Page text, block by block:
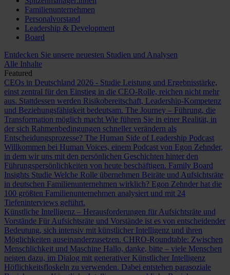
Familienunternehmen
Personalvorstand
Leadership & Development
Board
Entdecken Sie unsere neuesten Studien und Analysen
Alle Inhalte
Featured
CEOs in Deutschland 2026 - Studie Leistung und Ergebnisstärke,
einst zentral für den Einstieg in die CEO-Rolle, reichen nicht mehr
aus. Stattdessen werden Risikobereitschaft, Leadership-Kompetenz
und Beziehungsfähigkeit bedeutsam. The Journey – Führung, die
Transformation möglich macht Wie führen Sie in einer Realität, in
der sich Rahmenbedingungen schneller verändern als
Entscheidungsprozesse? The Human Side of Leadership Podcast
Willkommen bei Human Voices, einem Podcast von Egon Zehnder,
in dem wir uns mit den persönlichen Geschichten hinter den
Führungspersönlichkeiten von heute beschäftigen. Family Board
Insights Studie Welche Rolle übernehmen Beiräte und Aufsichtsräte
in deutschen Familienunternehmen wirklich? Egon Zehnder hat die
100 größten Familienunternehmen analysiert und mit 24
Tiefeninterviews geführt.
Künstliche Intelligenz – Herausforderungen für Aufsichtsräte und
Vorstände Für Aufsichtsräte und Vorstände ist es von entscheidender
Bedeutung, sich intensiv mit künstlicher Intelligenz und ihren
Möglichkeiten auseinanderzusetzen. CHRO-Roundtable: Zwischen
Menschlichkeit und Maschine Hallo, danke, bitte – viele Menschen
neigen dazu, im Dialog mit generativer Künstlicher Intelligenz
Höflichkeitsfloskeln zu verwenden. Dabei entstehen parasoziale